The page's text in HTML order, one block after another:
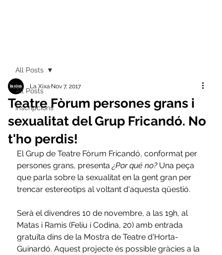
All Posts
Inscripcions
All Posts
Teatre Fòrum persones grans i
sexualitat del Grup Fricandó. No
t'ho perdis!
La Xixa Nov 7, 2017
El Grup de Teatre Fòrum Fricandó, conformat per
persones grans, presenta ¿Por qué no? Una peça
que parla sobre la sexualitat en la gent gran per
trencar estereotips al voltant d'aquesta qüestió.
Serà el divendres 10 de novembre, a las 19h, al
Matas i Ramis (Feliu i Codina, 20) amb entrada
gratuïta dins de la Mostra de Teatre d'Horta-
Guinardó. Aquest projecte és possible gràcies a la